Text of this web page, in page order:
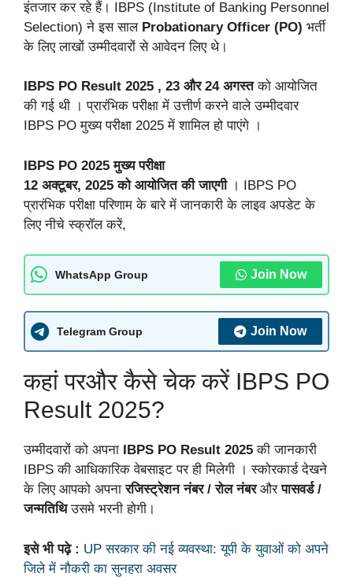
इंतजार कर रहे हैं। IBPS (Institute of Banking Personnel
Selection) ने इस साल Probationary Officer (PO) भर्ती
के लिए लाखों उम्मीदवारों से आवेदन लिए थे।
IBPS PO Result 2025 , 23 और 24 अगस्तको आयोजित
की गई थी । प्रारंभिक परीक्षा में उत्तीर्ण करने वाले उम्मीदवार
IBPS PO मुख्य परीक्षा 2025 में शामिल हो पाएंगे ।
IBPS PO 2025 मुख्य परीक्षा
12 अक्टूबर, 2025 को आयोजित की जाएगी । IBPS PO
प्रारंभिक परीक्षा परिणाम के बारे में जानकारी के लाइव अपडेट के
लिए नीचे स्क्रॉल करें,
WhatsApp Group Join Now
Telegram Group Join Now
कहां परऔर कैसे चेक करें IBPS PO
Result 2025?
उम्मीदवारों को अपना IBPS PO Result 2025 की जानकारी
IBPS की आधिकारिक वेबसाइट पर ही मिलेगी । स्कोरकार्ड देखने
के लिए आपको अपनारजिस्ट्रेशन नंबर / रोल नंबरऔरपासवर्ड /
जन्मतिथिउसमे भरनी होगी।
इसे भी पढ़े : UP सरकार की नई व्यवस्था: यूपी के युवाओं को अपने
जिले में नौकरी का सुनहरा अवसर